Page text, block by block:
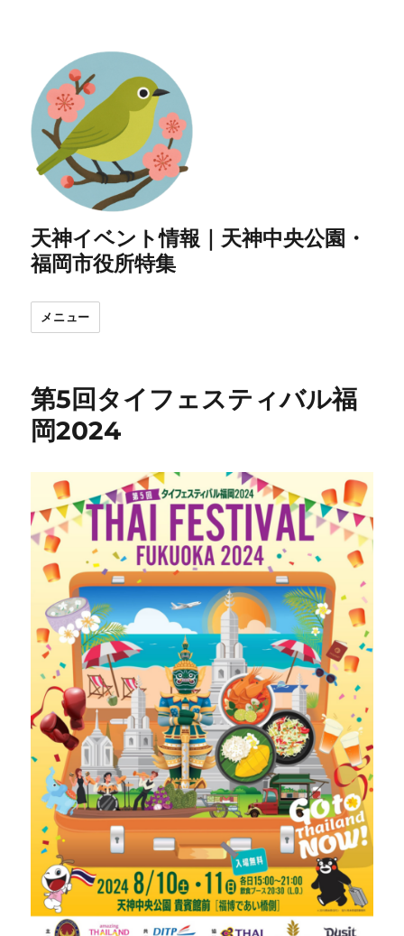
天神イベント情報｜天神中央公園・
福岡市役所特集
メニュー
第5回タイフェスティバル福
岡2024